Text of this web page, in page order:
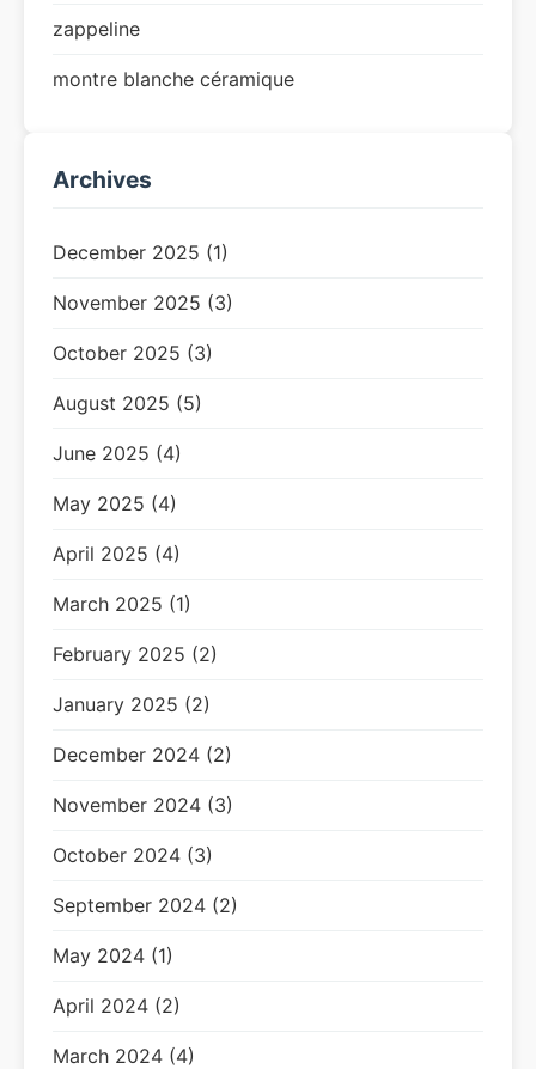
zappeline
montre blanche céramique
Archives
December 2025 (1)
November 2025 (3)
October 2025 (3)
August 2025 (5)
June 2025 (4)
May 2025 (4)
April 2025 (4)
March 2025 (1)
February 2025 (2)
January 2025 (2)
December 2024 (2)
November 2024 (3)
October 2024 (3)
September 2024 (2)
May 2024 (1)
April 2024 (2)
March 2024 (4)